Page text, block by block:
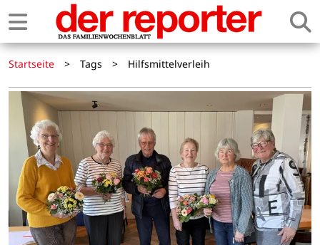
Startseite > Tags > Hilfsmittelverleih